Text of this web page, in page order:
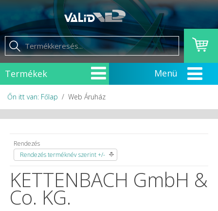
Termékek
Őn itt van: Főlap Web Áruház
Rendezés
Rendezés terméknév szerint +/-
KETTENBACH GmbH &
Co. KG.